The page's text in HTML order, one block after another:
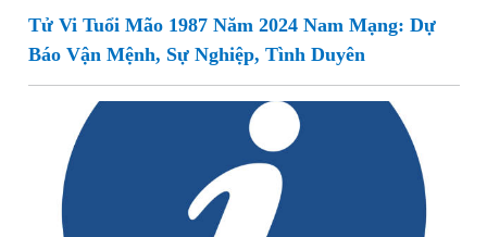
Tử Vi Tuổi Mão 1987 Năm 2024 Nam Mạng: Dự
Báo Vận Mệnh, Sự Nghiệp, Tình Duyên